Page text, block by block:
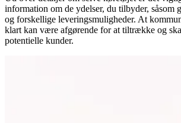
information om de ydelser, du tilbyder, såsom
og forskellige leveringsmuligheder. At
klart kan være afgørende for at tiltrække og
potentielle kunder.